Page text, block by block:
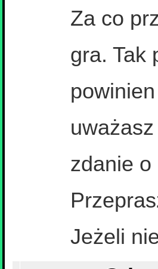
Za co
gra. Tak
zdanie
Jeżeli